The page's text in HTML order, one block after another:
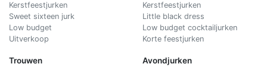
Kerstfeestjurken
Sweet sixteen jurk
Low budget
Uitverkoop
Trouwen
Kerstfeestjurken
Little black dress
Low budget cocktailjurken
Korte feestjurken
Avondjurken